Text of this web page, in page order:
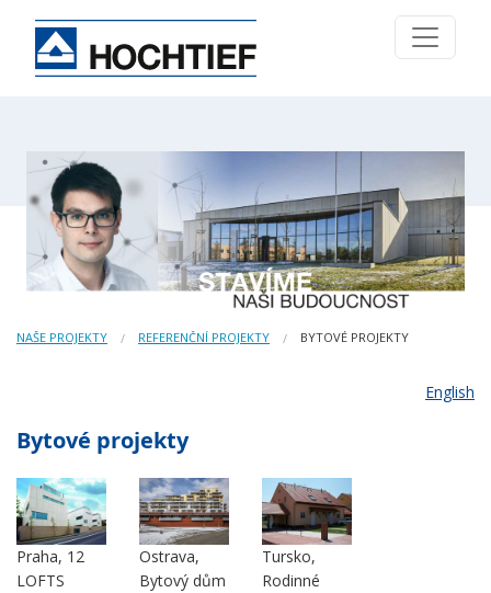
NAŠE PROJEKTY REFERENČNÍ PROJEKTY BYTOVÉ PROJEKTY
English
Bytové projekty
Praha, 12
LOFTS
Ostrava,
Bytový dům
Tursko,
Rodinné